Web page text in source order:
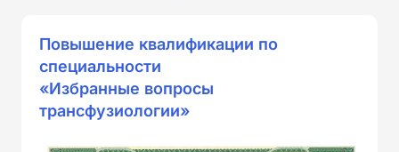
Повышение квалификации по
специальности
«Избранные вопросы
трансфузиологии»